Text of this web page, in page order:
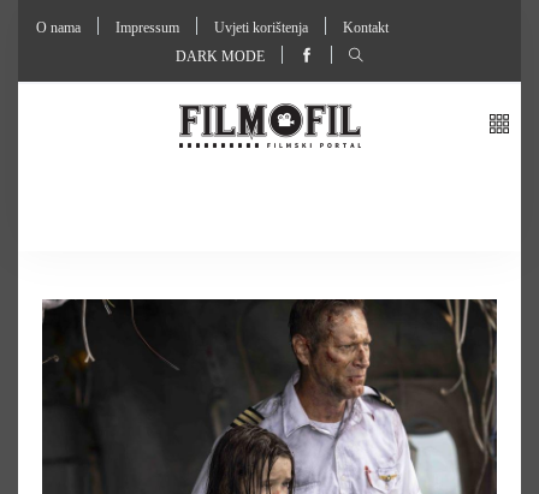
O nama Impressum Uvjeti korištenja
Kontakt
DARK MODE